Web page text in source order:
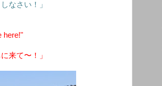
なさい！」
here!"
来て〜！」